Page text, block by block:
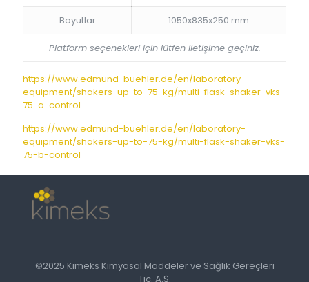
Boyutlar 1050x835x250 mm
Platform seçenekleri için lütfen iletişime geçiniz.
https://www.edmund-buehler.de/en/laboratory-
equipment/shakers-up-to-75-kg/multi-flask-shaker-vks-
75-a-control
https://www.edmund-buehler.de/en/laboratory-
equipment/shakers-up-to-75-kg/multi-flask-shaker-vks-
75-b-control
©2025 Kimeks Kimyasal Maddeler ve Sağlık Gereçleri
Tic. A.Ş.